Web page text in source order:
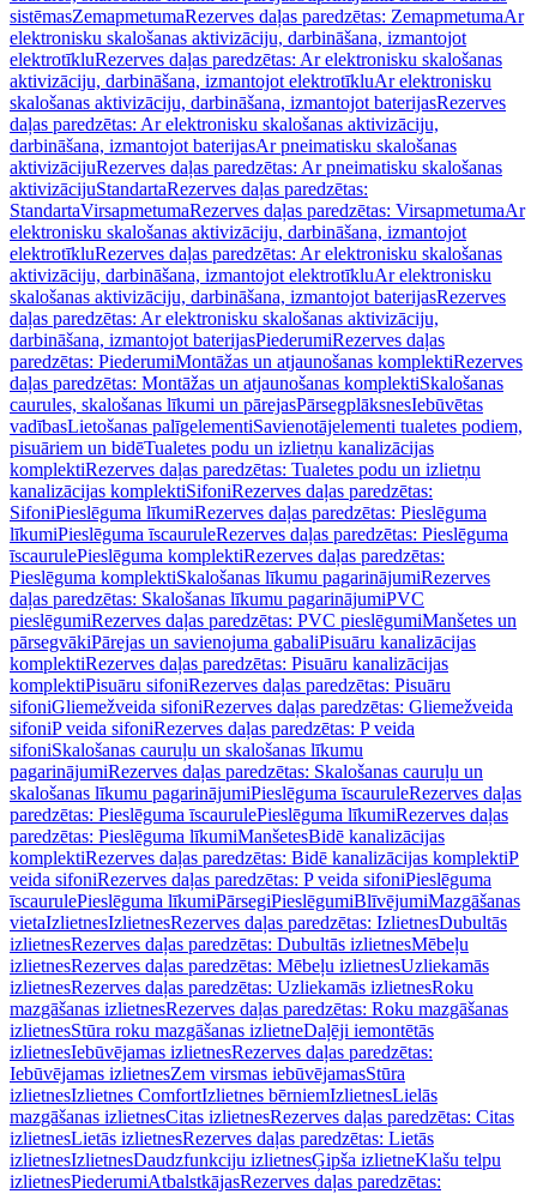
sistēmasZemapmetumaRezerves daļas paredzētas: ZemapmetumaAr
elektronisku skalošanas aktivizāciju, darbināšana, izmantojot
elektrotīkluRezerves daļas paredzētas: Ar elektronisku skalošanas
aktivizāciju, darbināšana, izmantojot elektrotīkluAr elektronisku
skalošanas aktivizāciju, darbināšana, izmantojot baterijasRezerves
daļas paredzētas: Ar elektronisku skalošanas aktivizāciju,
darbināšana, izmantojot baterijasAr pneimatisku skalošanas
aktivizācijuRezerves daļas paredzētas: Ar pneimatisku skalošanas
aktivizācijuStandartaRezerves daļas paredzētas:
StandartaVirsapmetumaRezerves daļas paredzētas: VirsapmetumaAr
elektronisku skalošanas aktivizāciju, darbināšana, izmantojot
elektrotīkluRezerves daļas paredzētas: Ar elektronisku skalošanas
aktivizāciju, darbināšana, izmantojot elektrotīkluAr elektronisku
skalošanas aktivizāciju, darbināšana, izmantojot baterijasRezerves
daļas paredzētas: Ar elektronisku skalošanas aktivizāciju,
darbināšana, izmantojot baterijasPiederumiRezerves daļas
paredzētas: PiederumiMontāžas un atjaunošanas komplektiRezerves
daļas paredzētas: Montāžas un atjaunošanas komplektiSkalošanas
caurules, skalošanas līkumi un pārejasPārsegplāksnesIebūvētas
vadībasLietošanas palīgelementiSavienotājelementi tualetes podiem,
pisuāriem un bidēTualetes podu un izlietņu kanalizācijas
komplektiRezerves daļas paredzētas: Tualetes podu un izlietņu
kanalizācijas komplektiSifoniRezerves daļas paredzētas:
SifoniPieslēguma līkumiRezerves daļas paredzētas: Pieslēguma
līkumiPieslēguma īscauruleRezerves daļas paredzētas: Pieslēguma
īscaurulePieslēguma komplektiRezerves daļas paredzētas:
Pieslēguma komplektiSkalošanas līkumu pagarinājumiRezerves
daļas paredzētas: Skalošanas līkumu pagarinājumiPVC
pieslēgumiRezerves daļas paredzētas: PVC pieslēgumiManšetes un
pārsegvākiPārejas un savienojuma gabaliPisuāru kanalizācijas
komplektiRezerves daļas paredzētas: Pisuāru kanalizācijas
komplektiPisuāru sifoniRezerves daļas paredzētas: Pisuāru
sifoniGliemežveida sifoniRezerves daļas paredzētas: Gliemežveida
sifoniP veida sifoniRezerves daļas paredzētas: P veida
sifoniSkalošanas cauruļu un skalošanas līkumu
pagarinājumiRezerves daļas paredzētas: Skalošanas cauruļu un
skalošanas līkumu pagarinājumiPieslēguma īscauruleRezerves daļas
paredzētas: Pieslēguma īscaurulePieslēguma līkumiRezerves daļas
paredzētas: Pieslēguma līkumiManšetesBidē kanalizācijas
komplektiRezerves daļas paredzētas: Bidē kanalizācijas komplektiP
veida sifoniRezerves daļas paredzētas: P veida sifoniPieslēguma
īscaurulePieslēguma līkumiPārsegiPieslēgumiBlīvējumiMazgāšanas
vietaIzlietnesIzlietnesRezerves daļas paredzētas: IzlietnesDubultās
izlietnesRezerves daļas paredzētas: Dubultās izlietnesMēbeļu
izlietnesRezerves daļas paredzētas: Mēbeļu izlietnesUzliekamās
izlietnesRezerves daļas paredzētas: Uzliekamās izlietnesRoku
mazgāšanas izlietnesRezerves daļas paredzētas: Roku mazgāšanas
izlietnesStūra roku mazgāšanas izlietneDaļēji iemontētās
izlietnesIebūvējamas izlietnesRezerves daļas paredzētas:
Iebūvējamas izlietnesZem virsmas iebūvējamasStūra
izlietnesIzlietnes ComfortIzlietnes bērniemIzlietnesLielās
mazgāšanas izlietnesCitas izlietnesRezerves daļas paredzētas: Citas
izlietnesLietās izlietnesRezerves daļas paredzētas: Lietās
izlietnesIzlietnesDaudzfunkciju izlietnesĢipša izlietneKlašu telpu
izlietnesPiederumiAtbalstkājasRezerves daļas paredzētas: